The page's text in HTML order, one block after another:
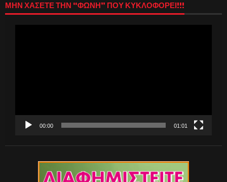
ΜΗΝ ΧΑΣΕΤΕ ΤΗΝ “ΦΩΝΗ” ΠΟΥ ΚΥΚΛΟΦΟΡΕΙ!!!
00:00 01:01